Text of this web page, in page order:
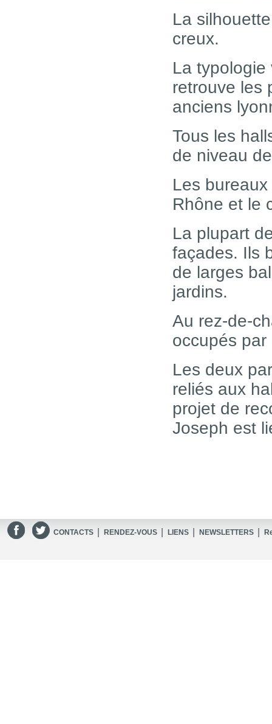
La
creux.
La
retrouve les
anciens
Tous les
de niveau
Les
Rhône et le
La plupart
façades. Ils
de larges
jardins.
Au rez-de-
occupés par
Les deux
reliés aux
projet de
Joseph est
CONTACTS RENDEZ-VOUS LIENS NEWSLETTERS